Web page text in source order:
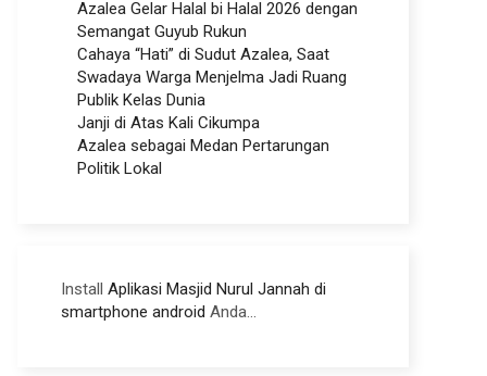
Azalea Gelar Halal bi Halal 2026 dengan
Semangat Guyub Rukun
Cahaya “Hati” di Sudut Azalea, Saat
Swadaya Warga Menjelma Jadi Ruang
Publik Kelas Dunia
Janji di Atas Kali Cikumpa
Azalea sebagai Medan Pertarungan
Politik Lokal
Install Aplikasi Masjid Nurul Jannah di
smartphone android Anda...